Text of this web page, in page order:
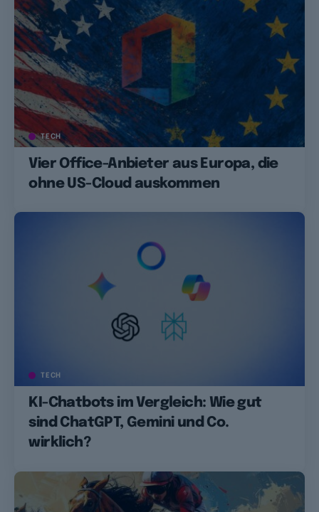
TECH
Vier Office-Anbieter aus Europa, die
ohne US-Cloud auskommen
TECH
KI-Chatbots im Vergleich: Wie gut
sind ChatGPT, Gemini und Co.
wirklich?